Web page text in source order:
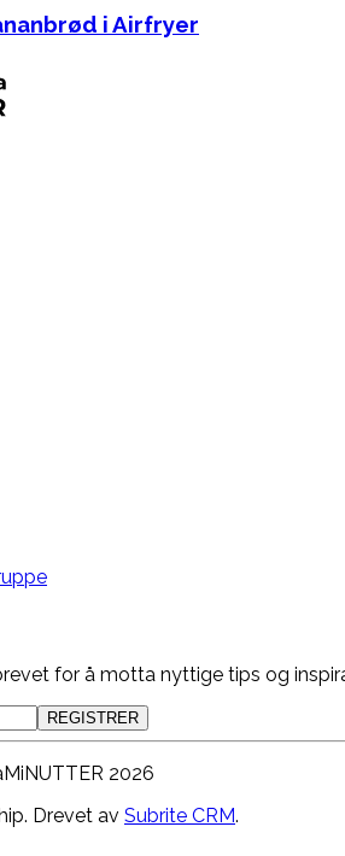
i Airfryer
for å motta nyttige tips og
REGISTRER
2026
Drevet av Subrite CRM.